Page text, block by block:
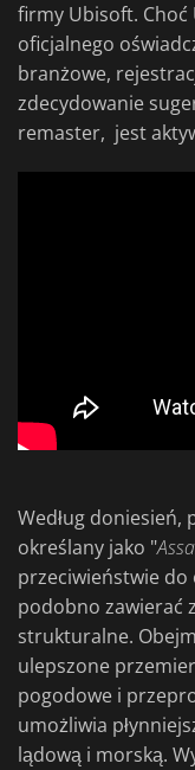
firmy Ubisoft. Choć
oficjalnego
branżowe,
zdecydowanie
remaster, jest
Według
określany jako "
przeciwieństwie do
podobno zawierać
strukturalne.
ulepszone
pogodowe i
umożliwia
lądową i morską.